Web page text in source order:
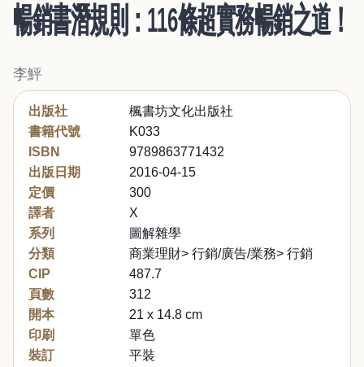
暢銷書潛規則：116條超實務暢銷之道！
李鮃
出版社
楓書坊文化出版社
書籍代號
K033
ISBN
9789863771432
出版日期
2016-04-15
定價
300
譯者
X
系列
圖解雜學
分類
商業理財> 行銷/廣告/業務> 行銷
CIP
487.7
頁數
312
開本
21 x 14.8 cm
印刷
單色
裝訂
平裝